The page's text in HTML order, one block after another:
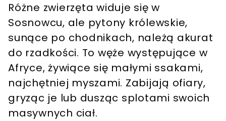
Różne zwierzęta widuje się w
Sosnowcu, ale pytony królewskie,
sunące po chodnikach, należą akurat
do rzadkości. To węże występujące w
Afryce, żywiące się małymi ssakami,
najchętniej myszami. Zabijają ofiary,
gryząc je lub dusząc splotami swoich
masywnych ciał.